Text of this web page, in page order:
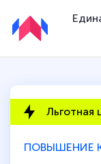
ПОВЫШЕНИЕ
Льготная